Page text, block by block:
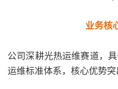
业务核
公司深耕光热运维赛道，
运维标准体系，核心优势突